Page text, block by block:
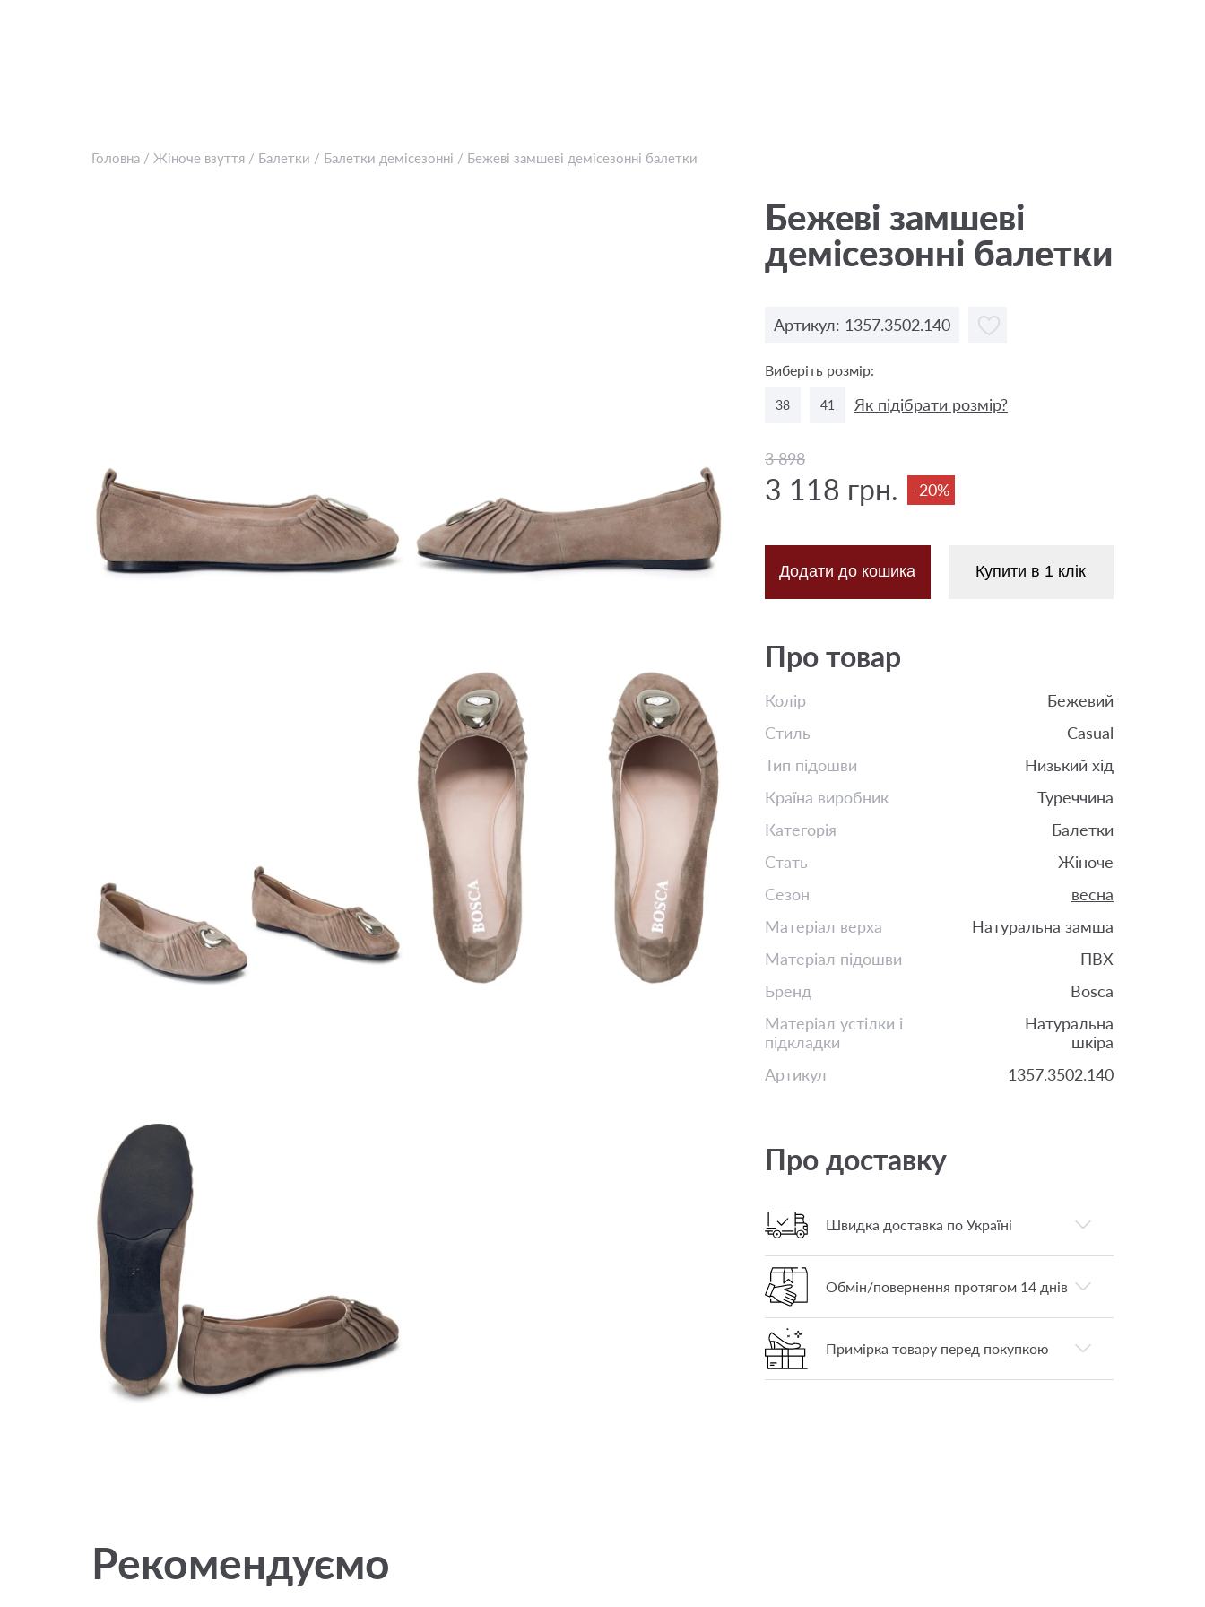
Головна / Жіноче взуття / Балетки / Балетки демісезонні / Бежевi замшеві демісезонні балетки
Бежевi замшеві
демісезонні балетки
Артикул: 1357.3502.140
Виберіть розмір:
38 41 Як підібрати розмір?
3 898
3 118 грн. -20%
Додати до кошика Купити в 1 клік
Про товар
Колір
Бежевий
Стиль
Casual
Тип підошви
Низький хід
Країна виробник
Туреччина
Категорія
Балетки
Стать
Жіноче
Сезон
весна
Матеріал верха
Натуральна замша
Матеріал підошви
ПВХ
Бренд
Bosca
Матеріал устілки і
підкладки
Натуральна
шкіра
Артикул
1357.3502.140
Про доставку
Швидка доставка по Україні
Обмін/повернення протягом 14 днів
Примірка товару перед покупкою
Рекомендуємо